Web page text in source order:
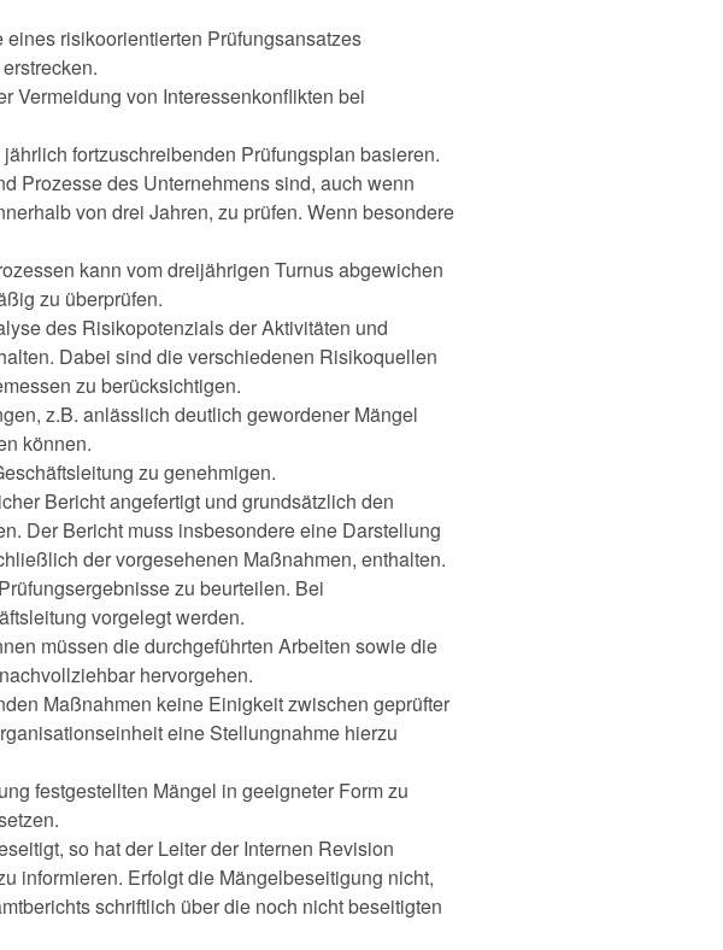
risikoorientierten Prüfungsansatzes
Vermeidung von Interessenkonflikten bei
fortzuschreibenden Prüfungsplan basieren.
Prozesse des Unternehmens sind, auch wenn
von drei Jahren, zu prüfen. Wenn besondere
kann vom dreijährigen Turnus abgewichen
zu überprüfen.
des Risikopotenzials der Aktivitäten und
Dabei sind die verschiedenen Risikoquellen
zu berücksichtigen.
z.B. anlässlich deutlich gewordener Mängel
können.
zu genehmigen.
Bericht angefertigt und grundsätzlich den
Der Bericht muss insbesondere eine Darstellung
der vorgesehenen Maßnahmen, enthalten.
zu beurteilen. Bei
vorgelegt werden.
müssen die durchgeführten Arbeiten sowie die
hervorgehen.
Maßnahmen keine Einigkeit zwischen geprüfter
eine Stellungnahme hierzu
festgestellten Mängel in geeigneter Form zu
so hat der Leiter der Internen Revision
informieren. Erfolgt die Mängelbeseitigung nicht,
schriftlich über die noch nicht beseitigten